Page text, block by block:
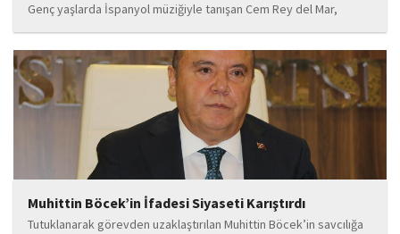
Genç yaşlarda İspanyol müziğiyle tanışan Cem Rey del Mar,
flamenco kültürünün büyüleyici atmosferinden etkilenerek
kendisini bu alana yönlendirdi. Saatler süren disiplinli çalışmalar,
teknik gelişim ve müziğe olan tutkusu, onu kısa...
Muhittin Böcek’in İfadesi Siyaseti Karıştırdı
Tutuklanarak görevden uzaklaştırılan Muhittin Böcek’in savcılığa